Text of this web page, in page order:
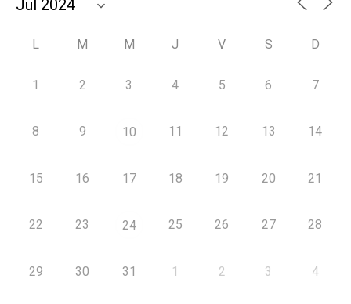
L M M J V S D
1 2 3 4 5 6 7
8 9 10 11 12 13 14
15 16 17 18 19 20 21
22 23 24 25 26 27 28
29 30 31 1 2 3 4